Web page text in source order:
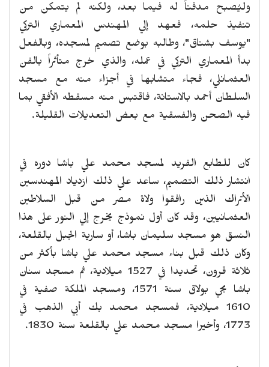
وليُصبح مدفناً له فيما بعد، ولكنه لم يتمكن من
تنفيذ حلمه، فعهد إلي المهندس المعماري التركي
"يوسف بشناق"، وطالبه بوضع تصميم لمسجده، وبالفعل
بدأ المعماري التركي في عمله، والذي خرج متأثراً بالفن
العثمانلي، فجاء متشابها في أجزاء منه مع مسجد
السلطان أحمد بالاستانة، فاقتبس منه مسقطه الأفقي بما
فيه الصحن والفسقية مع بعض التعديلات القليلة.
كان للطابع الفريد لمسجد محمد علي باشا دوره في
انتشار ذلك التصميم، ساعد علي ذلك ازدياد المهندسين
الأتراك الذين رافقوا ولاة مصر من قبل السلاطين
العثمانيين، وقد كان أول نموذج يخرج إلي النور على هذا
النسق هو مسجد سليمان باشا، أو سارية الجبل بالقلعة،
وكان ذلك قبل بناء مسجد محمد علي باشا بأكثر من
ثلاثة قرون، تحديدا في 1527 ميلادية، ثم مسجد سنان
باشا بحي بولاق سنة 1571، ومسجد الملكة صفية في
1610 ميلادية، فمسجد محمد بك أبي الذهب في
1773، وأخيرا مسجد محمد علي بالقلعة سنة 1830.